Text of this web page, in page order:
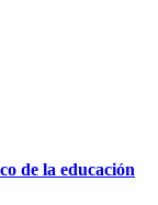
de la educación